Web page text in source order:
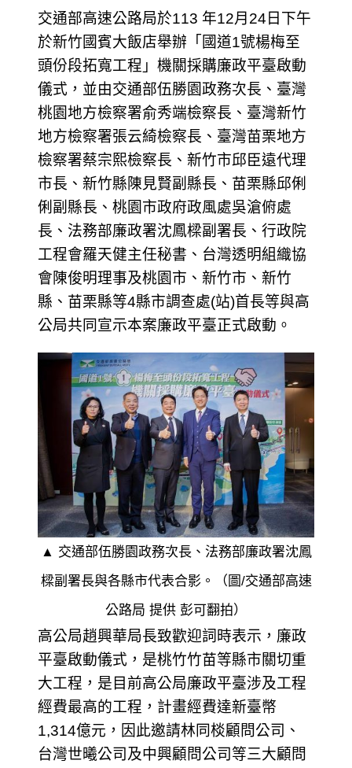
交通部高速公路局於113 年12月24日下午
於新竹國賓大飯店舉辦「國道1號楊梅至
頭份段拓寬工程」機關採購廉政平臺啟動
儀式，並由交通部伍勝園政務次長、臺灣
桃園地方檢察署俞秀端檢察長、臺灣新竹
地方檢察署張云綺檢察長、臺灣苗栗地方
檢察署蔡宗熙檢察長、新竹市邱臣遠代理
市長、新竹縣陳見賢副縣長、苗栗縣邱俐
俐副縣長、桃園市政府政風處吳滄俯處
長、法務部廉政署沈鳳樑副署長、行政院
工程會羅天健主任秘書、台灣透明組織協
會陳俊明理事及桃園市、新竹市、新竹
縣、苗栗縣等4縣市調查處(站)首長等與高
公局共同宣示本案廉政平臺正式啟動。
▲ 交通部伍勝園政務次長、法務部廉政署沈鳳
樑副署長與各縣市代表合影。（圖/交通部高速
公路局 提供 彭可翻拍）
高公局趙興華局長致歡迎詞時表示，廉政
平臺啟動儀式，是桃竹竹苗等縣市關切重
大工程，是目前高公局廉政平臺涉及工程
經費最高的工程，計畫經費達新臺幣
1,314億元，因此邀請林同棪顧問公司、
台灣世曦公司及中興顧問公司等三大顧問